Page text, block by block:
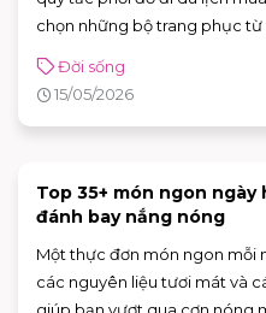
chọn những bộ trang phục từ
nổi bật trong mọi khung hình
rừng, xuống biển hay dạo
Đời sống
15/05/2026
Top 35+ món ngon
đánh bay nắng nóng
Một thực đơn món ngon mỗi
các nguyên liệu tươi mát và
giúp bạn vượt qua cơn nóng